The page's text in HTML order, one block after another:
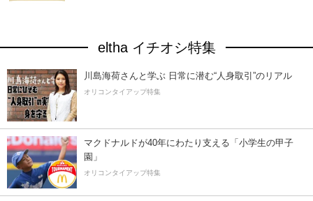
eltha イチオシ特集
川島海荷さんと学ぶ 日常に潜む“人身取引”のリアル
オリコンタイアップ特集
マクドナルドが40年にわたり支える「小学生の甲子
園」
オリコンタイアップ特集